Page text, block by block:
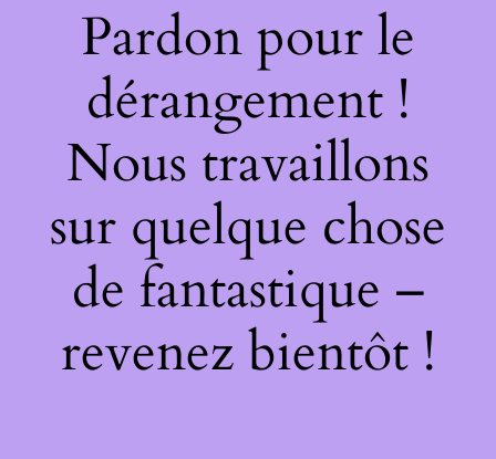
Pardon pour le
dérangement !
Nous travaillons
sur quelque chose
de fantastique –
revenez bientôt !